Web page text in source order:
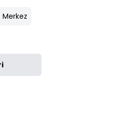
Merkez